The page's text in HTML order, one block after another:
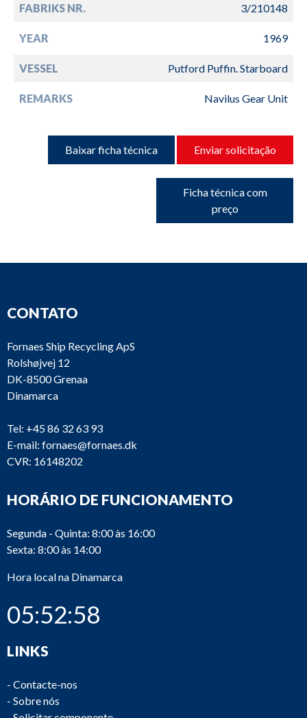
FABRIKS NR. 3/210148
YEAR 1969
VESSEL Putford Puffin. Starboard
REMARKS Navilus Gear Unit
Baixar ficha técnica Enviar solicitação
Ficha técnica com
preço
CONTATO
Fornaes Ship Recycling ApS
Rolshøjvej 12
DK-8500 Grenaa
Dinamarca
Tel: +45 86 32 63 93
E-mail: fornaes@fornaes.dk
CVR: 16148202
HORÁRIO DE FUNCIONAMENTO
Segunda - Quinta: 8:00 às 16:00
Sexta: 8:00 às 14:00
Hora local na Dinamarca
05:52:59
LINKS
- Contacte-nos
- Sobre nós